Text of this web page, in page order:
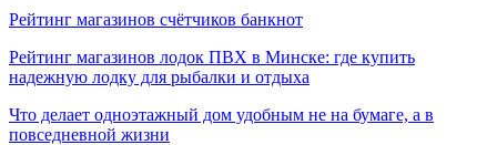
Рейтинг магазинов счётчиков банкнот
Рейтинг магазинов лодок ПВХ в Минске: где купить
надежную лодку для рыбалки и отдыха
Что делает одноэтажный дом удобным не на бумаге, а в
повседневной жизни